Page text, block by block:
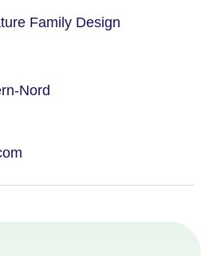
Family Design
Nord